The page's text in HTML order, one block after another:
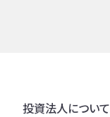
投資法人について